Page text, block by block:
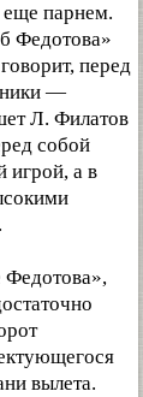
еще парнем.
Федотова»
перед
—
Л. Филатов
собой
игрой, а в
Федотова»,
вылета.